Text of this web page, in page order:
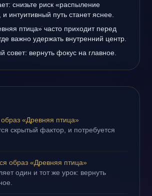
снизьте риск «распыление
интуитивный путь станет яснее.
птица» часто приходит перед
важно удержать внутренний центр.
совет: вернуть фокус на главное.
«Древняя птица»
скрытый фактор, и потребуется
образ «Древняя птица»
один и тот же урок: вернуть